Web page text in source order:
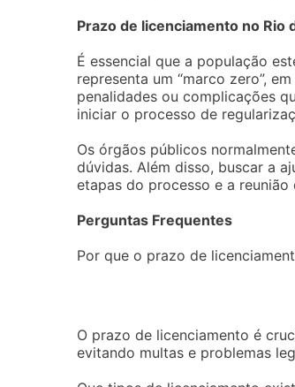
Prazo de licenciamento no Rio
É essencial que a população
representa um “marco zero”,
penalidades ou complicações
iniciar o processo de
Os órgãos públicos
dúvidas. Além disso, buscar a
etapas do processo e a
Perguntas Frequentes
Por que o prazo de
O prazo de licenciamento é
evitando multas e problemas